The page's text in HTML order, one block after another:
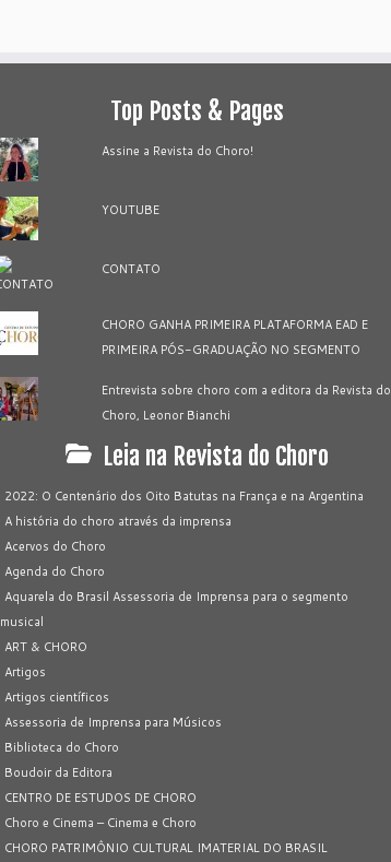
Top Posts & Pages
Assine a Revista do Choro!
YOUTUBE
CONTATO
CHORO GANHA PRIMEIRA PLATAFORMA EAD E
PRIMEIRA PÓS-GRADUAÇÃO NO SEGMENTO
Entrevista sobre choro com a editora da Revista do
Choro, Leonor Bianchi
Leia na Revista do Choro
2022: O Centenário dos Oito Batutas na França e na Argentina
A história do choro através da imprensa
Acervos do Choro
Agenda do Choro
Aquarela do Brasil Assessoria de Imprensa para o segmento
musical
ART & CHORO
Artigos
Artigos científicos
Assessoria de Imprensa para Músicos
Biblioteca do Choro
Boudoir da Editora
CENTRO DE ESTUDOS DE CHORO
Choro e Cinema – Cinema e Choro
CHORO PATRIMÔNIO CULTURAL IMATERIAL DO BRASIL